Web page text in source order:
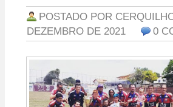
POSTADO POR
DEZEMBRO DE 2021
0